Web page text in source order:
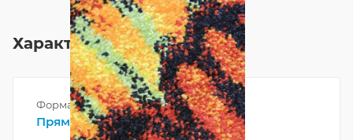
Характеристики
Форма
Прямоугольник